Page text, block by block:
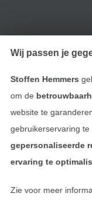
Wij passen je
Stoffen Hemmers
om de
website te
gebruikerservaring
gepersonaliseerde
ervaring te
Zie voor meer